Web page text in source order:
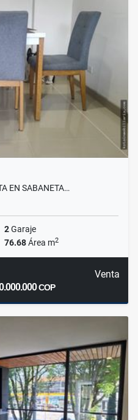
EN SABANETA…
2Garaje
76.68Área m2
Venta
COP